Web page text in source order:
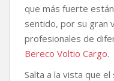
que más fuerte
sentido, por su gran
profesionales de
Bereco Voltio Cargo.
Salta a la vista que